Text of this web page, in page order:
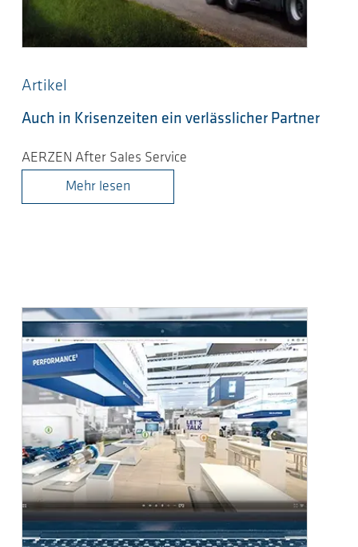
Artikel
Auch in Krisenzeiten ein verlässlicher Partner
AERZEN After Sales Service
Mehr lesen